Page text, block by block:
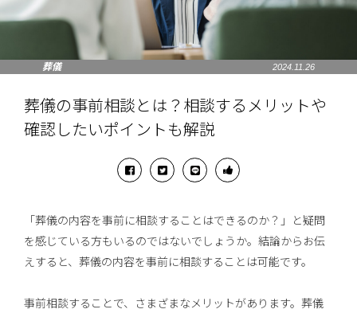
葬儀 2024.11.26
葬儀の事前相談とは？相談するメリットや
確認したいポイントも解説
「葬儀の内容を事前に相談することはできるのか？」と疑問
を感じている方もいるのではないでしょうか。結論からお伝
えすると、葬儀の内容を事前に相談することは可能です。
事前相談することで、さまざまなメリットがあります。葬儀